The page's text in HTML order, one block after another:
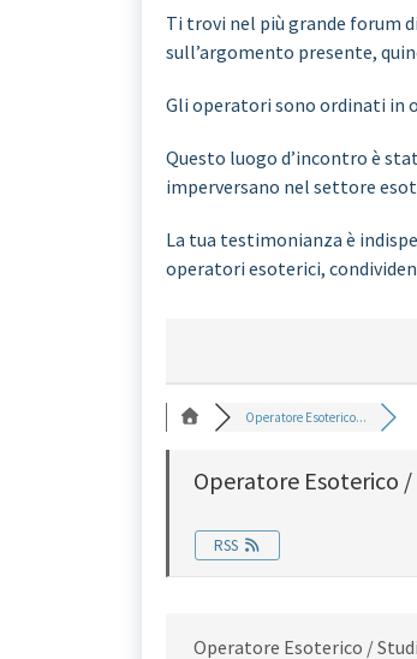
Ti trovi nel più grande forum
sull’argomento presente,
Gli operatori sono ordinati in
Questo luogo d’incontro è
imperversano nel settore
La tua testimonianza è
operatori esoterici,
Operatore Esoterico...
Operatore Esoterico
RSS
Operatore Esoterico /